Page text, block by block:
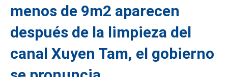
menos de 9m2 aparecen
después de la limpieza del
canal Xuyen Tam, el gobierno